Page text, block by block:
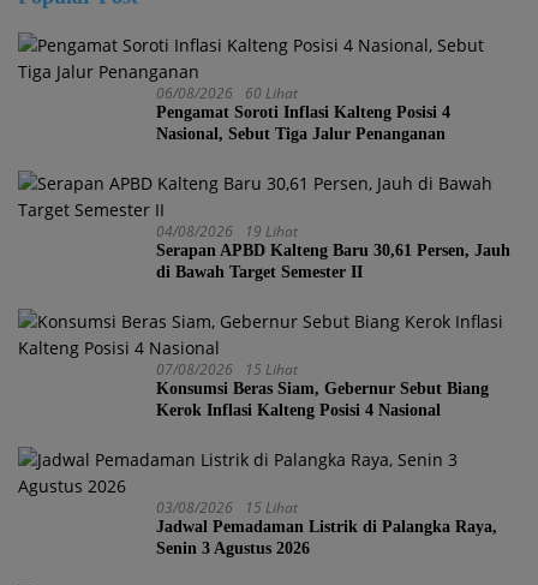
06/08/2026 60 Lihat
Pengamat Soroti Inflasi Kalteng Posisi 4
Nasional, Sebut Tiga Jalur Penanganan
04/08/2026 19 Lihat
Serapan APBD Kalteng Baru 30,61 Persen, Jauh
di Bawah Target Semester II
07/08/2026 15 Lihat
Konsumsi Beras Siam, Gebernur Sebut Biang
Kerok Inflasi Kalteng Posisi 4 Nasional
03/08/2026 15 Lihat
Jadwal Pemadaman Listrik di Palangka Raya,
Senin 3 Agustus 2026